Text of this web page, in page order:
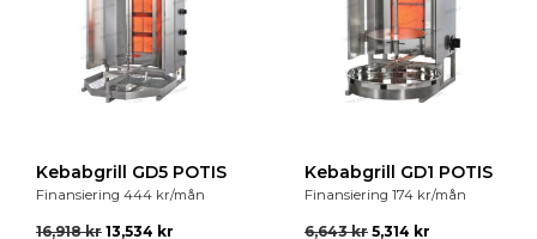
Kebabgrill GD5 POTIS
Finansiering 444 kr/mån
16,918kr 13,534 kr
Kebabgrill GD1 POTIS
Finansiering 174 kr/mån
6,643kr 5,314 kr